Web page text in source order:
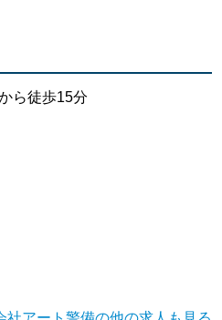
ら徒歩15分